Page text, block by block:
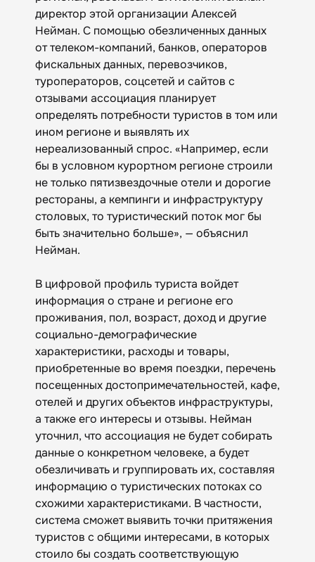
директор этой организации Алексей
Нейман. С помощью обезличенных данных
от телеком-компаний, банков, операторов
фискальных данных, перевозчиков,
туроператоров, соцсетей и сайтов с
отзывами ассоциация планирует
определять потребности туристов в том или
ином регионе и выявлять их
нереализованный спрос. «Например, если
бы в условном курортном регионе строили
не только пятизвездочные отели и дорогие
рестораны, а кемпинги и инфраструктуру
столовых, то туристический поток мог бы
быть значительно больше», — объяснил
Нейман.
В цифровой профиль туриста войдет
информация о стране и регионе его
проживания, пол, возраст, доход и другие
социально-демографические
характеристики, расходы и товары,
приобретенные во время поездки, перечень
посещенных достопримечательностей, кафе,
отелей и других объектов инфраструктуры,
а также его интересы и отзывы. Нейман
уточнил, что ассоциация не будет собирать
данные о конкретном человеке, а будет
обезличивать и группировать их, составляя
информацию о туристических потоках со
схожими характеристиками. В частности,
система сможет выявить точки притяжения
туристов с общими интересами, в которых
стоило бы создать соответствующую